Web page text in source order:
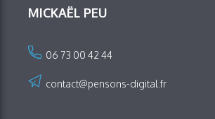
MICKAËL PEU
06 73 00 42 44
contact@pensons-digital.fr